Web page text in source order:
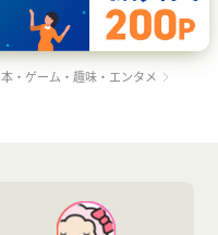
本・ゲーム・趣味・エンタメ